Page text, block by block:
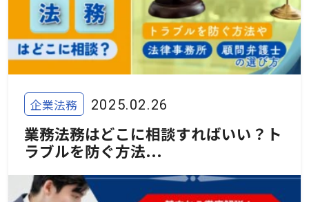
企業法務 2025.02.26
業務法務はどこに相談すればいい？ト
ラブルを防ぐ方法...